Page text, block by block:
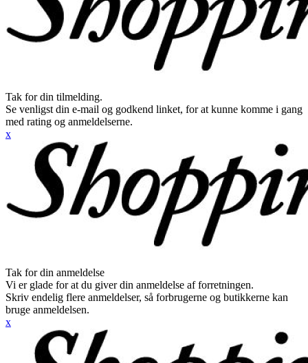
Tak for din tilmelding.
Se venligst din e-mail og godkend linket, for at kunne komme i gang
med rating og anmeldelserne.
x
Tak for din anmeldelse
Vi er glade for at du giver din anmeldelse af forretningen.
Skriv endelig flere anmeldelser, så forbrugerne og butikkerne kan
bruge anmeldelsen.
x